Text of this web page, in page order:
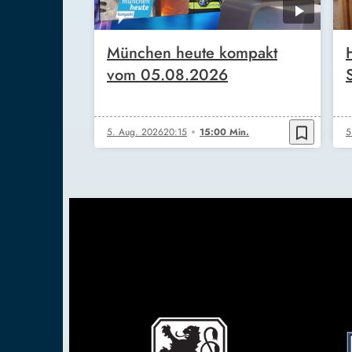
München heute kompakt
vom 05.08.2026
5. Aug. 202620:15 15:00 Min. bookmark_border